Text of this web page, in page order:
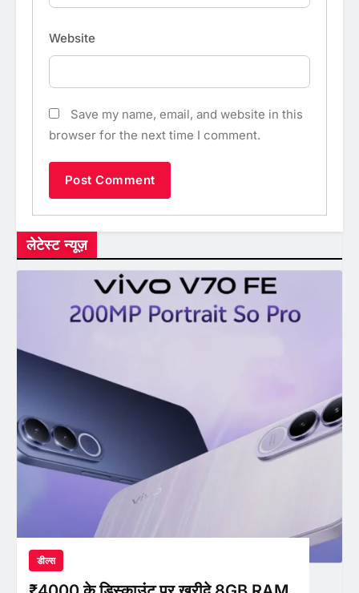
Website
Save my name, email, and website in this
browser for the next time I comment.
लेटेस्ट न्यूज़
डील्स